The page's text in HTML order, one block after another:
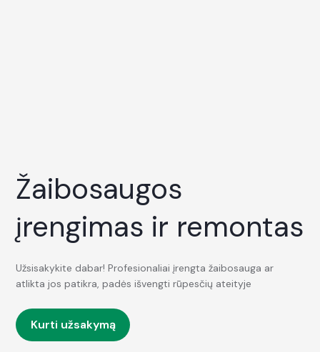
Žaibosaugos
įrengimas ir remontas
Užsisakykite dabar! Profesionaliai įrengta žaibosauga ar
atlikta jos patikra, padės išvengti rūpesčių ateityje
Kurti užsakymą